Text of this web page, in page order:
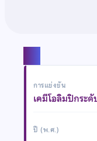
การแข่งขัน
เคมีโอลิมปิกระ
ปี (พ.ศ.)